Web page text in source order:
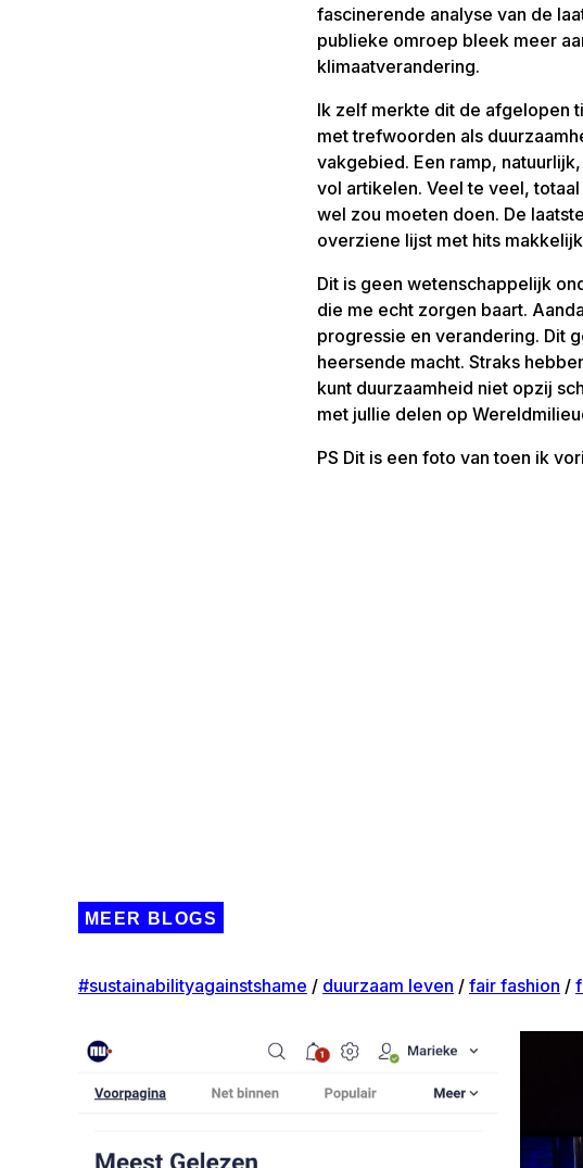
fascinerende analyse van de
publieke omroep bleek meer
klimaatverandering.
Ik zelf merkte dit de afgelopen
met trefwoorden als
vakgebied. Een ramp,
vol artikelen. Veel te veel,
wel zou moeten doen. De
overziene lijst met hits
Dit is geen wetenschappelijk
die me echt zorgen baart.
progressie en verandering. Dit
heersende macht. Straks
kunt duurzaamheid niet opzij
met jullie delen op
PS Dit is een foto van toen ik
MEER BLOGS
#sustainabilityagainstshame / duurzaam leven / fair fashion /